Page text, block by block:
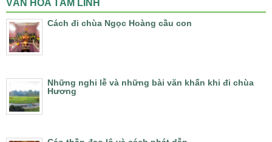
VĂN HÓA TÂM LINH
Cách đi chùa Ngọc Hoàng cầu con
Những nghi lễ và những bài văn khấn khi đi chùa
Hương